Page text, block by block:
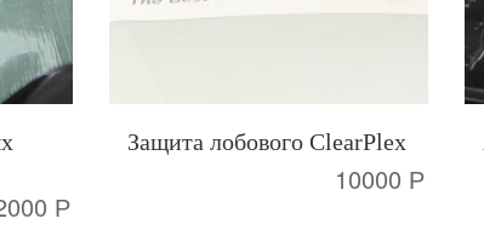
Р
Защита лобового ClearPlex
10000 Р